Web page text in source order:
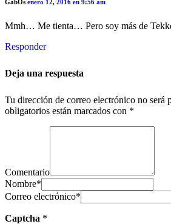
GabOs enero 12, 2016 en 9:56 am
Mmh… Me tienta… Pero soy más de
Responder
Deja una respuesta
Tu dirección de correo electrónico no será
obligatorios están marcados con *
Comentario
Nombre*
Correo electrónico*
Captcha *